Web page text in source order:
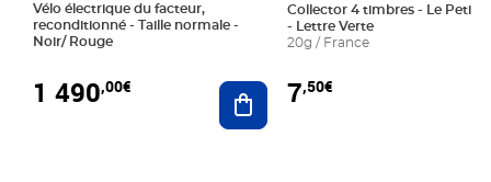
Vélo électrique du facteur,
reconditionné - Taille normale -
Noir/ Rouge
1 490,00€ Ajouter au panier
Collector 4 timbres - Le Petit
- Lettre Verte
20g / France
7,50€